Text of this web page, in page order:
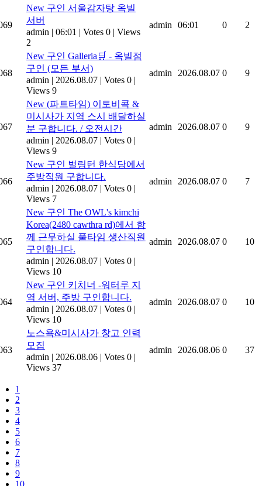
New구인 서울감자탕 옥빌
서버
admin | 06:01 | Votes 0 | Views
2
admin 06:01 0 2
New구인 Galleria🛒 - 옥빌점
구인 (모든 부서)
admin | 2026.08.07 | Votes 0 |
Views 9
admin 2026.08.07 0 9
New(파트타임) 이토비콕 &
미시사가 지역 스시 배달하실
분 구합니다. / 오전시간
admin | 2026.08.07 | Votes 0 |
Views 9
admin 2026.08.07 0 9
New구인 벌링턴 한식당에서
주방직원 구합니다.
admin | 2026.08.07 | Votes 0 |
Views 7
admin 2026.08.07 0 7
New구인 The OWL's kimchi
Korea(2480 cawthra rd)에서 함
께 근무하실 풀타임 생산직원
구인합니다.
admin | 2026.08.07 | Votes 0 |
Views 10
admin 2026.08.07 0 10
New구인 키치너 -워터루 지
역 서버, 주방 구인합니다.
admin | 2026.08.07 | Votes 0 |
Views 10
admin 2026.08.07 0 10
노스욕&미시사가 창고 인력
모집
admin | 2026.08.06 | Votes 0 |
Views 37
admin 2026.08.06 0 37
1
2
3
4
5
6
7
8
9
10